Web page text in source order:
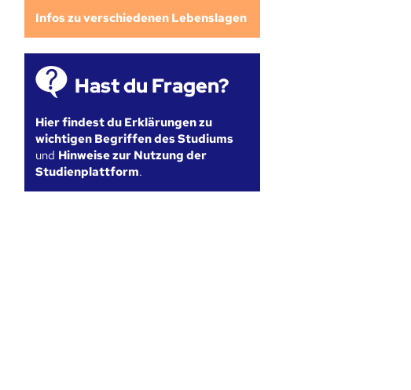
Infos zu verschiedenen Lebenslagen
Hast du Fragen?
Hier findest du Erklärungen zu
wichtigen Begriffen des Studiums
und Hinweise zur Nutzung der
Studienplattform.